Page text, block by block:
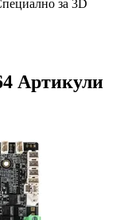
за 3D
Артикули